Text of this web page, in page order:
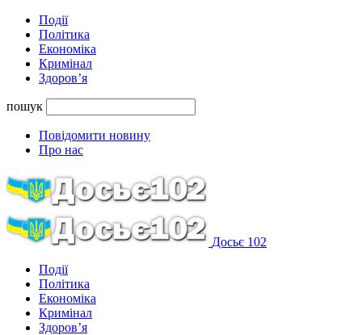
Події
Політика
Економіка
Кримінал
Здоров’я
пошук
Повідомити новину
Про нас
Досьє 102
Події
Політика
Економіка
Кримінал
Здоров’я